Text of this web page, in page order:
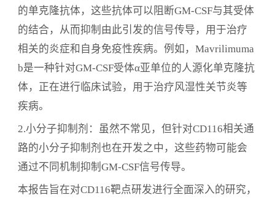
的单克隆抗体，这些抗体可以阻断GM-CSF与其受体
的结合，从而抑制由此引发的信号传导，用于治疗
相关的炎症和自身免疫性疾病。例如，Mavrilimuma
b是一种针对GM-CSF受体α亚单位的人源化单克隆抗
体，正在进行临床试验，用于治疗风湿性关节炎等
疾病。
2.小分子抑制剂：虽然不常见，但针对CD116相关通
路的小分子抑制剂也在开发之中，这些药物可能会
通过不同机制抑制GM-CSF信号传导。
本报告旨在对CD116靶点研发进行全面深入的研究，